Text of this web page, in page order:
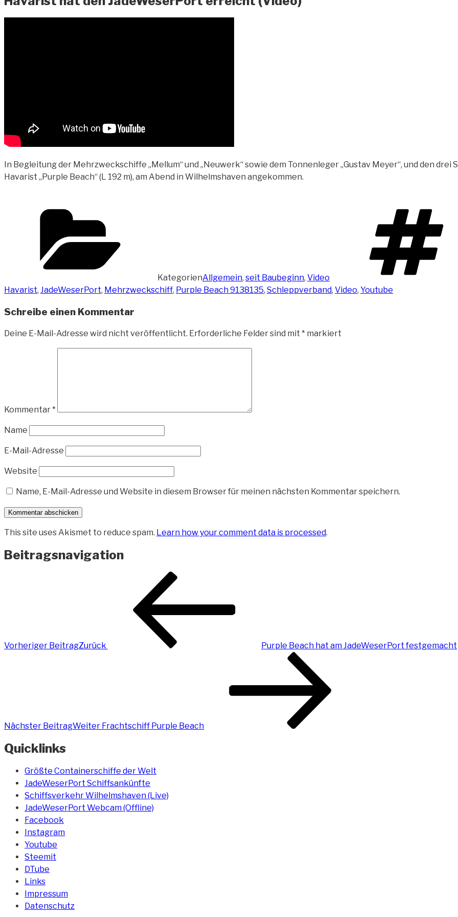
In Begleitung der Mehrzweckschiffe „Mellum“ und „Neuwerk“ sowie dem Tonnenleger „Gustav Meyer“, und den drei
Havarist „Purple Beach“ (L 192 m), am Abend in Wilhelmshaven angekommen.
KategorienAllgemein, seit Baubeginn, Video
Havarist, JadeWeserPort, Mehrzweckschiff, Purple Beach 9138135, Schleppverband, Video, Youtube
Schreibe einen Kommentar
Deine E-Mail-Adresse wird nicht veröffentlicht. Erforderliche Felder sind mit * markiert
Kommentar*
Name
E-Mail-Adresse
Website
Name, E-Mail-Adresse und Website in diesem Browser für meinen nächsten Kommentar speichern.
This site uses Akismet to reduce spam. Learn how your comment data is processed.
Beitragsnavigation
Vorheriger BeitragZurück Purple Beach hat am JadeWeserPort festgemacht
Nächster BeitragWeiter Frachtschiff Purple Beach
Quicklinks
Größte Containerschiffe der Welt
JadeWeserPort Schiffsankünfte
Schiffsverkehr Wilhelmshaven (Live)
JadeWeserPort Webcam (Offline)
Facebook
Instagram
Youtube
Steemit
DTube
Links
Impressum
Datenschutz